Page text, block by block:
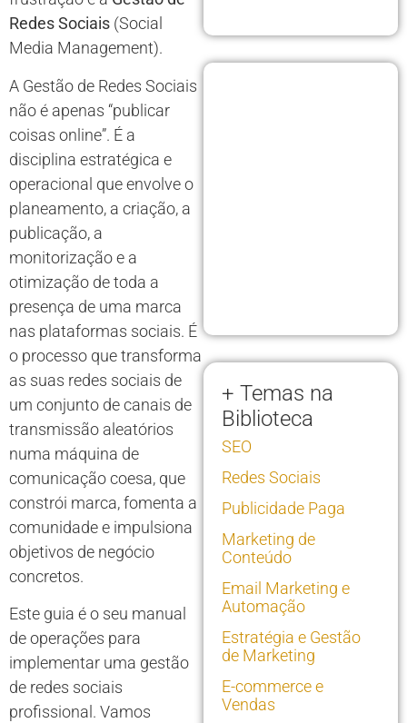
Redes Sociais (Social
Media Management).
A Gestão de Redes Sociais
não é apenas “publicar
coisas online”. É a
disciplina estratégica e
operacional que envolve o
planeamento, a criação, a
publicação, a
monitorização e a
otimização de toda a
presença de uma marca
nas plataformas sociais. É
o processo que transforma
as suas redes sociais de
um conjunto de canais de
transmissão aleatórios
numa máquina de
comunicação coesa, que
constrói marca, fomenta a
comunidade e impulsiona
objetivos de negócio
concretos.
Este guia é o seu manual
de operações para
implementar uma gestão
de redes sociais
profissional. Vamos
+ Temas na
Biblioteca
SEO
Redes Sociais
Publicidade Paga
Marketing de
Conteúdo
Email Marketing e
Automação
Estratégia e Gestão
de Marketing
E-commerce e
Vendas